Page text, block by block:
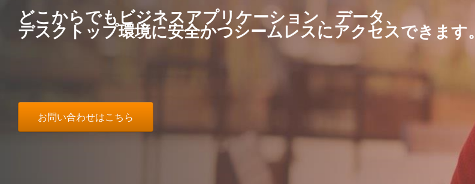
どこからでもビジネスアプリケーション、データ、
デスクトップ環境に安全かつシームレスにアクセスできます。
お問い合わせはこちら